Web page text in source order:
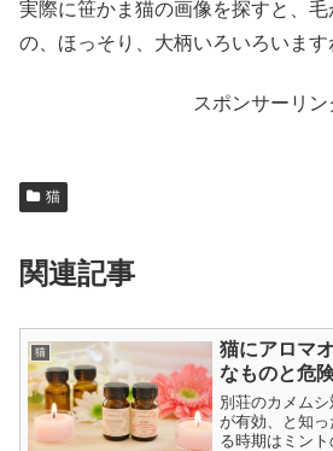
実際に笹かま猫の画像を探すと、
の、ほっそり、大柄いろいろいます
スポンサーリン
猫
関連記事
猫
猫にアロマ
なものと危
別荘のカメム
が有効、と知
る時期はミント